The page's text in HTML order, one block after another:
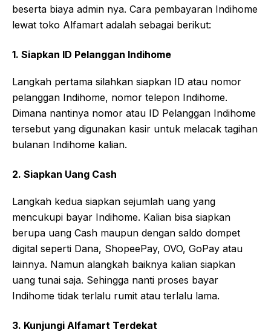
beserta biaya admin nya. Cara pembayaran Indihome
lewat toko Alfamart adalah sebagai berikut:
1. Siapkan ID Pelanggan Indihome
Langkah pertama silahkan siapkan ID atau nomor
pelanggan Indihome, nomor telepon Indihome.
Dimana nantinya nomor atau ID Pelanggan Indihome
tersebut yang digunakan kasir untuk melacak tagihan
bulanan Indihome kalian.
2. Siapkan Uang Cash
Langkah kedua siapkan sejumlah uang yang
mencukupi bayar Indihome. Kalian bisa siapkan
berupa uang Cash maupun dengan saldo dompet
digital seperti Dana, ShopeePay, OVO, GoPay atau
lainnya. Namun alangkah baiknya kalian siapkan
uang tunai saja. Sehingga nanti proses bayar
Indihome tidak terlalu rumit atau terlalu lama.
3. Kunjungi Alfamart Terdekat